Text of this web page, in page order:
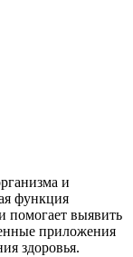
и
функция
помогает выявить
приложения
здоровья.